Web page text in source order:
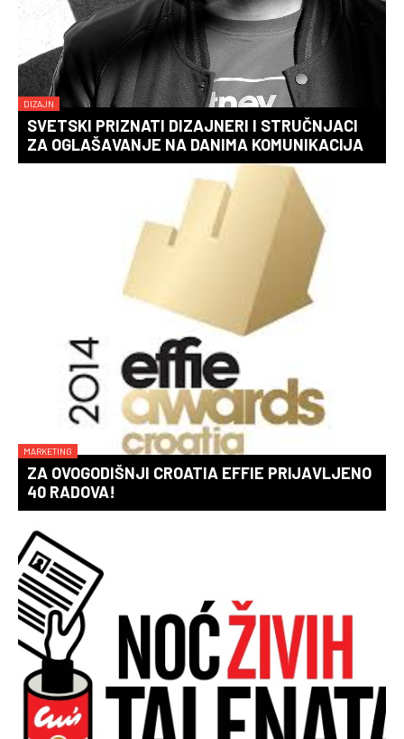
DIZAJN
SVETSKI PRIZNATI DIZAJNERI I STRUČNJACI
ZA OGLAŠAVANJE NA DANIMA KOMUNIKACIJA
MARKETING
ZA OVOGODIŠNJI CROATIA EFFIE PRIJAVLJENO
40 RADOVA!